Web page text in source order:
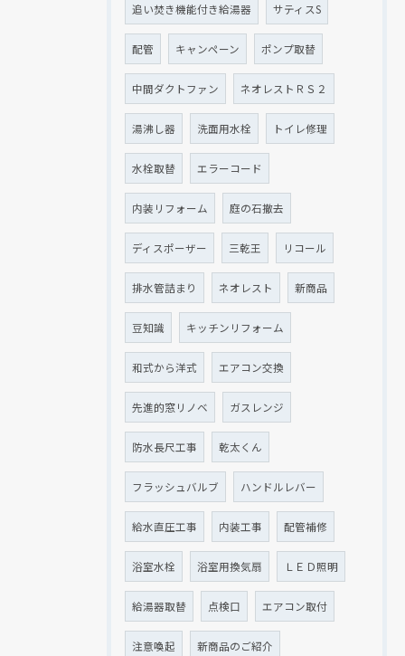
追い焚き機能付き給湯器 サティスS
配管 キャンペーン ポンプ取替
中間ダクトファン ネオレストＲＳ２
湯沸し器 洗面用水栓 トイレ修理
水栓取替 エラーコード
内装リフォーム 庭の石撤去
ディスポーザー 三乾王 リコール
排水管詰まり ネオレスト 新商品
豆知識 キッチンリフォーム
和式から洋式 エアコン交換
先進的窓リノベ ガスレンジ
防水長尺工事 乾太くん
フラッシュバルブ ハンドルレバー
給水直圧工事 内装工事 配管補修
浴室水栓 浴室用換気扇 ＬＥＤ照明
給湯器取替 点検口 エアコン取付
注意喚起 新商品のご紹介